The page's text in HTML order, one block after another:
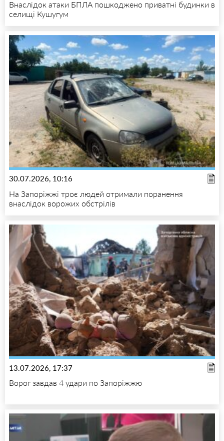
Внаслідок атаки БПЛА пошкоджено приватні будинки в
селищі Кушугум
30.07.2026, 10:16
На Запоріжжі троє людей отримали поранення
внаслідок ворожих обстрілів
13.07.2026, 17:37
Ворог завдав 4 удари по Запоріжжю